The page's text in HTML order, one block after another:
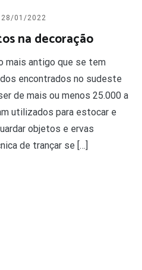
28/01/2022
na decoração
mais antigo que se tem
encontrados no sudeste
de mais ou menos 25.000 a
utilizados para estocar e
objetos e ervas
de trançar se […]